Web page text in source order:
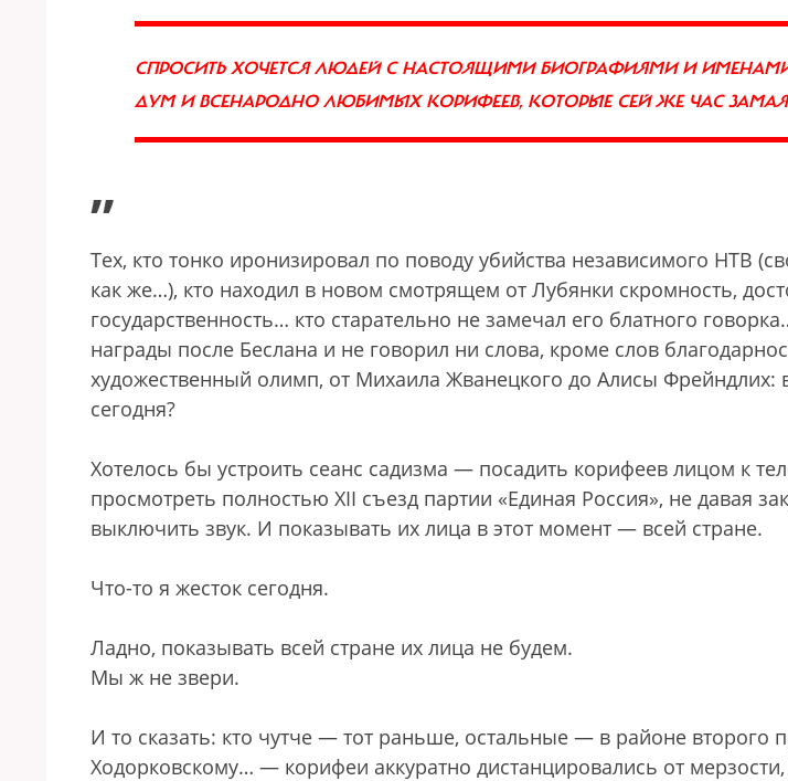
СПРОСИТЬ ХОЧЕТСЯ ЛЮДЕЙ С НАСТОЯЩИМИ БИОГРАФИЯМИ И ИМЕНАМИ.
ДУМ И ВСЕНАРОДНО ЛЮБИМЫХ КОРИФЕЕВ, КОТОРЫЕ СЕЙ ЖЕ ЧАС
”
Тех, кто тонко иронизировал по поводу убийства независимого НТВ
как же…), кто находил в новом смотрящем от Лубянки скромность,
государственность… кто старательно не замечал его блатного
награды после Беслана и не говорил ни слова, кроме слов
художественный олимп, от Михаила Жванецкого до Алисы Фрейндлих:
сегодня?
Хотелось бы устроить сеанс садизма — посадить корифеев лицом к
просмотреть полностью ХII съезд партии «Единая Россия», не давая
выключить звук. И показывать их лица в этот момент — всей стране.
Что-то я жесток сегодня.
Ладно, показывать всей стране их лица не будем.
Мы ж не звери.
И то сказать: кто чутче — тот раньше, остальные — в районе второго
Ходорковскому… — корифеи аккуратно дистанцировались от